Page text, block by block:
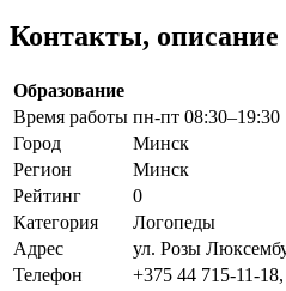
Контакты,
Образование
Время работы пн-пт 08:30–19:30
Город
Минск
Регион
Минск
Рейтинг
0
Категория
Логопеды
Адрес
ул. Розы
Телефон
+375 44 715-11-